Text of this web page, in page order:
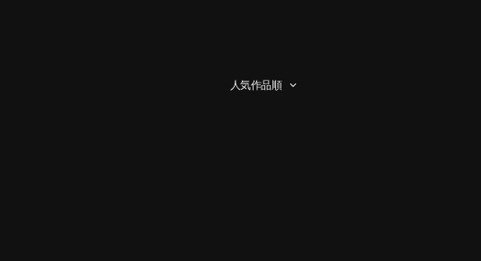
人気作品順